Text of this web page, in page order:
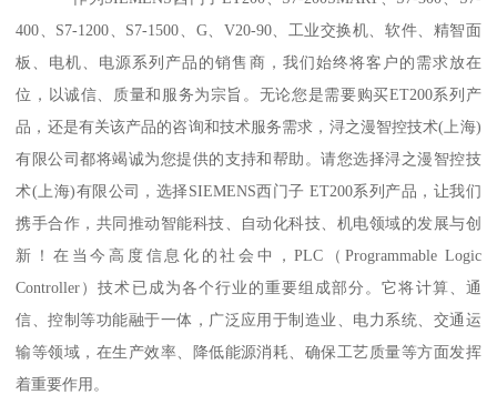
400、S7-1200、S7-1500、G、V20-90、工业交换机、软件、精智面
板、电机、电源系列产品的销售商，我们始终将客户的需求放在
位，以诚信、质量和服务为宗旨。无论您是需要购买ET200系列产
品，还是有关该产品的咨询和技术服务需求，浔之漫智控技术(上海)
有限公司都将竭诚为您提供的支持和帮助。请您选择浔之漫智控技
术(上海)有限公司，选择SIEMENS西门子 ET200系列产品，让我们
携手合作，共同推动智能科技、自动化科技、机电领域的发展与创
新！在当今高度信息化的社会中，PLC（Programmable Logic
Controller）技术已成为各个行业的重要组成部分。它将计算、通
信、控制等功能融于一体，广泛应用于制造业、电力系统、交通运
输等领域，在生产效率、降低能源消耗、确保工艺质量等方面发挥
着重要作用。